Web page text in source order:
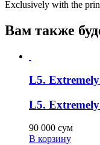
Exclusively with the
Вам также
L5.
L5.
90 000 сум
В корзину